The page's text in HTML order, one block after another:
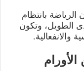
بانتظام
الطويل، وتكون
والانفعالية.